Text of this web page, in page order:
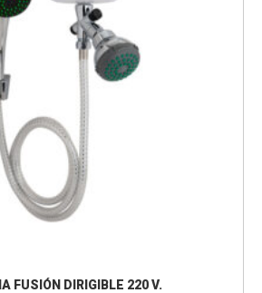
FUSIÓN DIRIGIBLE 220 V.